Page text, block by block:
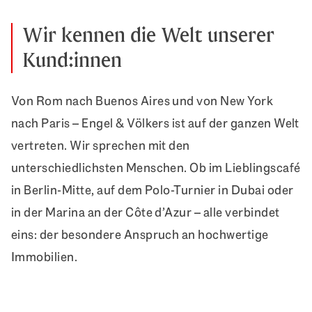
Wir kennen die Welt unserer
Kund:innen
Von Rom nach Buenos Aires und von New York
nach Paris – Engel & Völkers ist auf der ganzen Welt
vertreten. Wir sprechen mit den
unterschiedlichsten Menschen. Ob im Lieblingscafé
in Berlin-Mitte, auf dem Polo-Turnier in Dubai oder
in der Marina an der Côte d’Azur – alle verbindet
eins: der besondere Anspruch an hochwertige
Immobilien.